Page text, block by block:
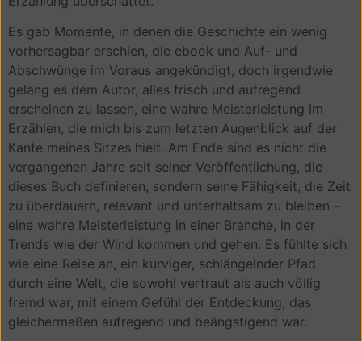
Es gab Momente, in denen die Geschichte ein wenig
vorhersagbar erschien, die ebook und Auf- und
Abschwünge im Voraus angekündigt, doch irgendwie
gelang es dem Autor, alles frisch und aufregend
erscheinen zu lassen, eine wahre Meisterleistung im
Erzählen, die mich bis zum letzten Augenblick auf der
Kante meines Sitzes hielt. Am Ende sind es nicht die
vergangenen Jahre seit seiner Veröffentlichung, die
dieses Buch definieren, sondern seine Fähigkeit, die Zeit
zu überdauern, relevant und unterhaltsam zu bleiben –
eine wahre Meisterleistung in einer Branche, in der
Trends wie der Wind kommen und gehen. Es fühlte sich
wie eine Reise an, ein kurviger, schlängelnder Pfad
durch eine Welt, die sowohl vertraut als auch völlig
fremd war, mit einem Gefühl der Entdeckung, das
gleichermaßen aufregend und beängstigend war.